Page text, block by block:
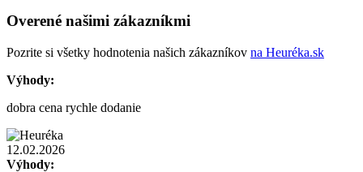
Overené našimi zákazníkmi
Pozrite si všetky hodnotenia našich zákazníkov na Heuréka.sk
Výhody:
dobra cena rychle dodanie
12.02.2026
Výhody: